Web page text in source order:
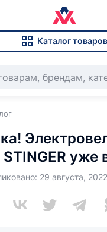
Каталог товаров
STINGER уже
29 августа, 2022